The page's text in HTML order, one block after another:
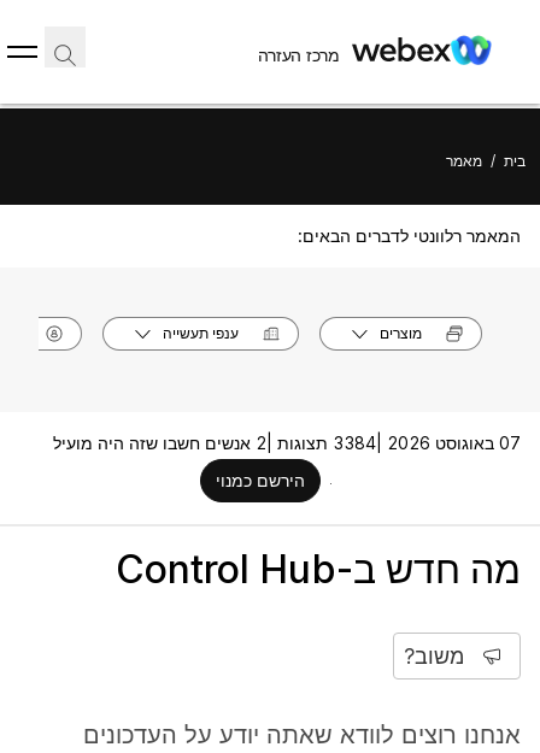
מרכז העזרה
בית / מאמר
המאמר רלוונטי לדברים הבאים:
מוצרים ענפי תעשייה
07 באוגוסט 2026 | 3384 תצוגות |
2 אנשים חשבו שזה היה מועיל
הירשם כמנוי
מה חדש ב-Control Hub
משוב?
אנחנו רוצים לוודא שאתה יודע על העדכונים